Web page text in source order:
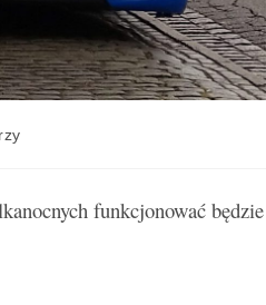
funkcjonować będzie